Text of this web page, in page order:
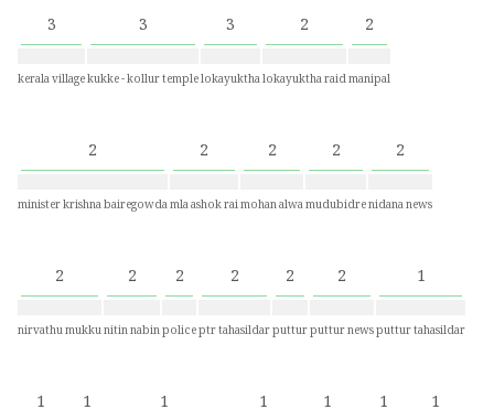
3
kerala village
3
kukke - kollur temple
3
lokayuktha
2
lokayuktha raid
2
manipal
2
minister krishna bairegowda
2
mla ashok rai
2
mohan alwa
2
mudubidre
2
nidana news
2
nirvathu mukku
2
nitin nabin
2
police
2
ptr tahasildar
2
puttur
2
puttur news
1
puttur tahasildar
1 1 1 1 1 1 1